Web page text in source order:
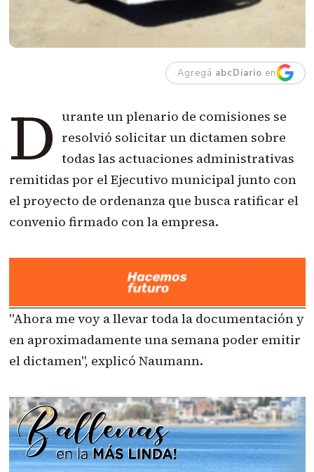
Agregá abcDiario en
D urante un plenario de comisiones se
resolvió solicitar un dictamen sobre
todas las actuaciones administrativas
remitidas por el Ejecutivo municipal junto con
el proyecto de ordenanza que busca ratificar el
convenio firmado con la empresa.
"Ahora me voy a llevar toda la documentación y
en aproximadamente una semana poder emitir
el dictamen", explicó Naumann.